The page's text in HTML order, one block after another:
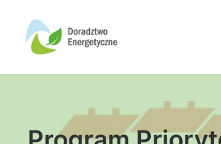
Oferta doradców
Aktualności